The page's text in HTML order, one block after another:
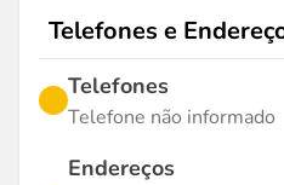
Telefones e
Telefones
Telefone não informado
Endereços